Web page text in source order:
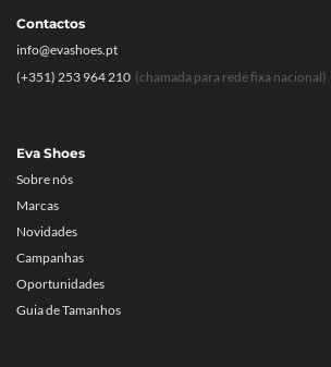
Eva Shoes
Sobre nós
Marcas
Novidades
Campanhas
Oportunidades
Guia de Tamanhos
Contactos
info@evashoes.pt
(+351) 253 964 210 (chamada para rede fixa nacional)